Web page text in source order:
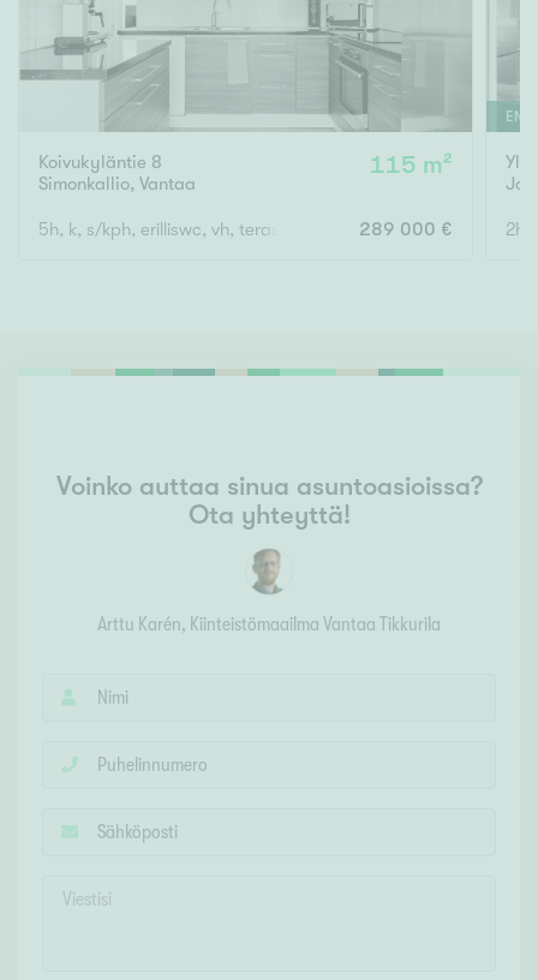
Koivukyläntie 8
Simonkallio, Vantaa
115 m²
5h, k, s/kph, erilliswc, vh, terassi 289 000 € 2h
Voinko auttaa sinua asuntoasioissa?
Ota yhteyttä!
Arttu Karén, Kiinteistömaailma Vantaa Tikkurila